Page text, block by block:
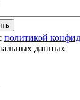
политикой
данных